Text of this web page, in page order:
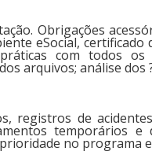
Obrigações
eSocial, certificado
com todos os
arquivos; análise dos
registros de
temporários e
no programa